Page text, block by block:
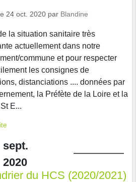
24 oct. 2020 par Blandine
la situation sanitaire très
actuellement dans notre
commune et pour respecter
les consignes de
distanciations .... données par
la Préfète de la Loire et la
E...
sept.
2020
du HCS (2020/2021)